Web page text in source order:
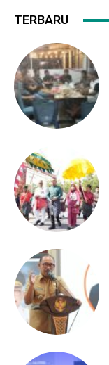
TERBARU